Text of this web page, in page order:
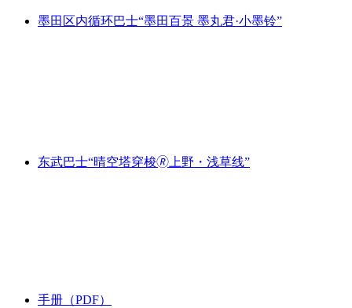
墨田区内循环巴士“墨田百景 墨丸君·小墨铃”
东武巴士“晴空塔穿梭🄬上野・浅草线”
手册（PDF）